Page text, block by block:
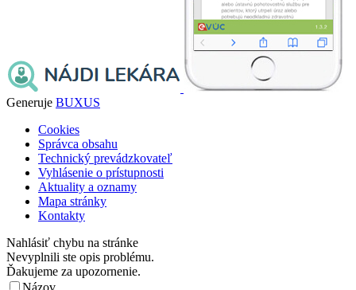
Generuje BUXUS
Cookies
Správca obsahu
Technický prevádzkovateľ
Vyhlásenie o prístupnosti
Aktuality a oznamy
Mapa stránky
Kontakty
Nahlásiť chybu na stránke
Nevyplnili ste opis problému.
Ďakujeme za upozornenie.
Názov